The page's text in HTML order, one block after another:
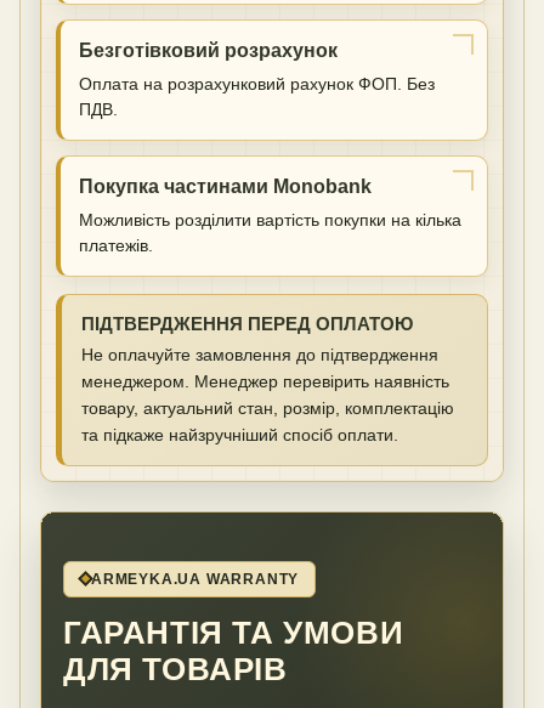
Безготівковий розрахунок
Оплата на розрахунковий рахунок ФОП. Без
ПДВ.
Покупка частинами Monobank
Можливість розділити вартість покупки на кілька
платежів.
ПІДТВЕРДЖЕННЯ ПЕРЕД ОПЛАТОЮ
Не оплачуйте замовлення до підтвердження
менеджером. Менеджер перевірить наявність
товару, актуальний стан, розмір, комплектацію
та підкаже найзручніший спосіб оплати.
ARMEYKA.UA WARRANTY
ГАРАНТІЯ ТА УМОВИ
ДЛЯ ТОВАРІВ